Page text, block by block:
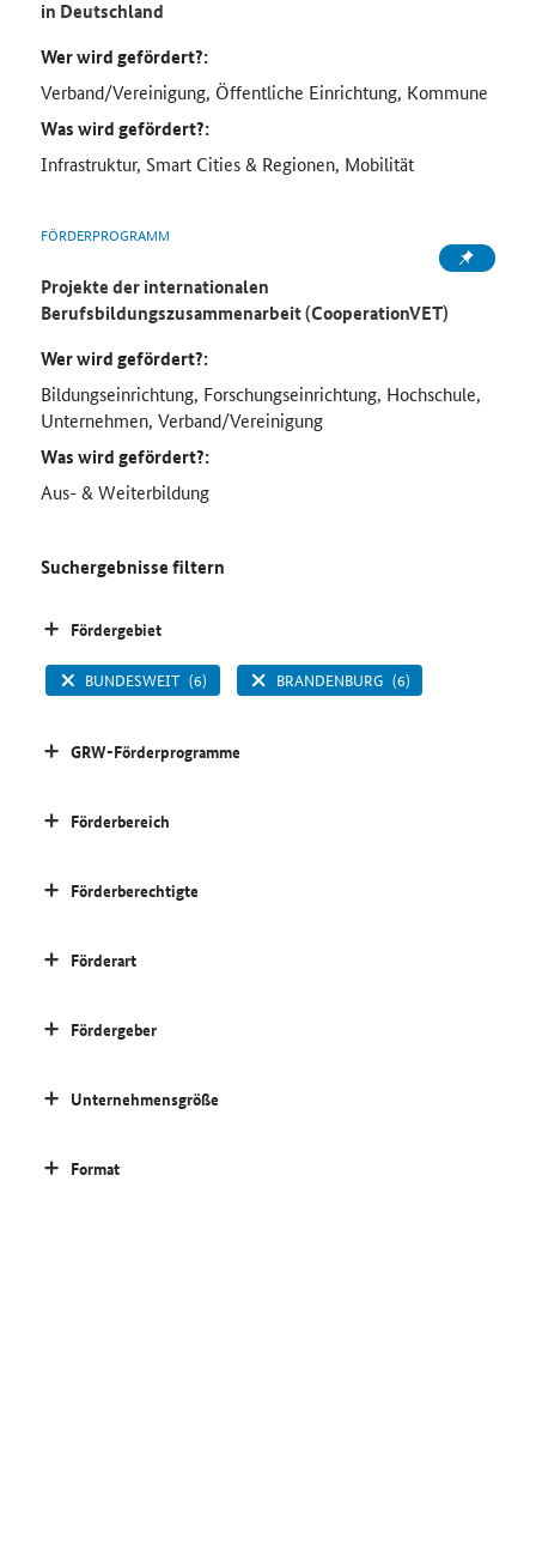
in Deutschland
Wer wird gefördert?:
Verband/Vereinigung, Öffentliche Einrichtung, Kommune
Was wird gefördert?:
Infrastruktur, Smart Cities & Regionen, Mobilität
FÖRDERPROGRAMM
Projekte der internationalen
Berufsbildungszusammenarbeit (CooperationVET)
Wer wird gefördert?:
Bildungseinrichtung, Forschungseinrichtung, Hochschule,
Unternehmen, Verband/Vereinigung
Was wird gefördert?:
Aus- & Weiterbildung
Suchergebnisse filtern
Fördergebiet
BUNDESWEIT (6) BRANDENBURG (6)
GRW-Förderprogramme
Förderbereich
Förderberechtigte
Förderart
Fördergeber
Unternehmensgröße
Format